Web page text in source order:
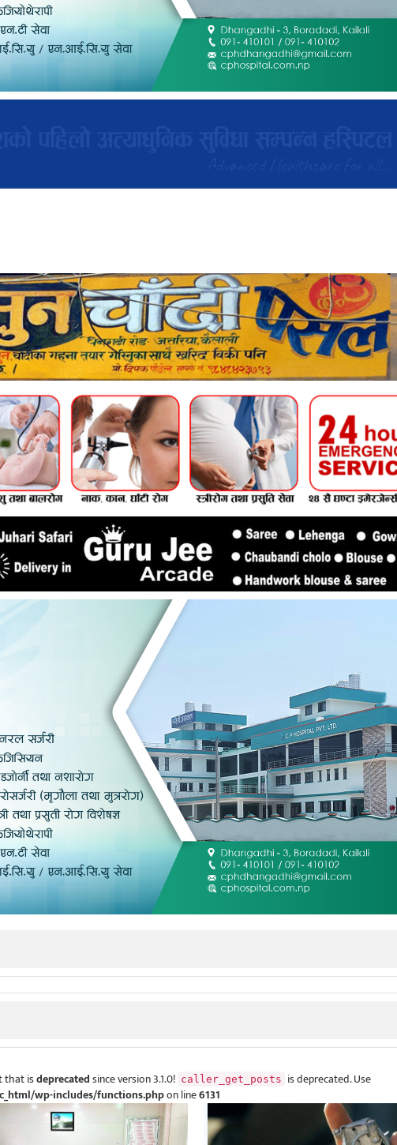
that isdeprecatedsince version 3.1.0! caller_get_posts is deprecated. Use
wp-includes/functions.phpon line6131